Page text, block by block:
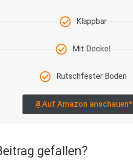
Klappbar
Mit Deckel
Rutschfester Boden
Auf Amazon anschauen*
gefallen?